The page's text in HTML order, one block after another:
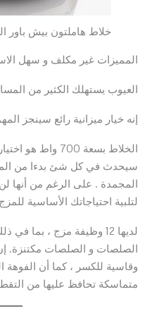
خلاط هاملتون بيش باور
المميزات غير مكلف و سهل
العيوب يستهلك الكثير من
إنه خيار ميزانية رائع سينجز
الخلاط بسعة 700
سيحدث في كل شئ بدءا من
المجمدة . على الرغم من أنها
لتلبية احتياجاتك الأساسية
لديها 12 وظيفة مزج ،
وقاسية للكسر ، كما أن الفوهة
متماسكة تحافظ عليها من